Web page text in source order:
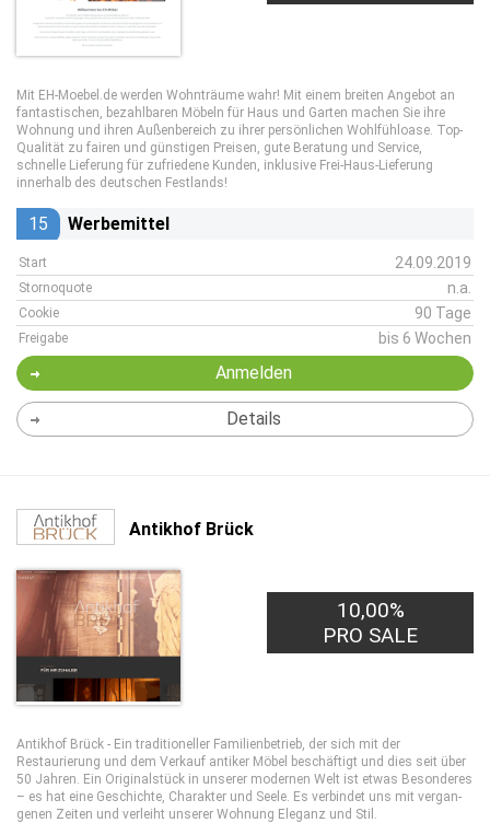
Mit EH-Moebel.de werden Wohnträume wahr! Mit einem breiten Angebot an
fantastischen, bezahlbaren Möbeln für Haus und Garten machen Sie ihre
Wohnung und ihren Außenbereich zu ihrer persönlichen Wohlfühloase. Top-
Qualität zu fairen und günstigen Preisen, gute Beratung und Service,
schnelle Lieferung für zufriedene Kunden, inklusive Frei-Haus-Lieferung
innerhalb des deutschen Festlands!
15 Werbemittel
Start 24.09.2019
Stornoquote n.a.
Cookie 90 Tage
Freigabe bis 6 Wochen
Anmelden
Details
Antikhof Brück
10,00%
PRO SALE
Antikhof Brück - Ein traditioneller Familienbetrieb, der sich mit der
Restaurierung und dem Verkauf antiker Möbel beschäftigt und dies seit über
50 Jahren. Ein Ori­gi­nal­stück in unserer mo­der­nen Welt ist etwas Be­son­de­res
– es hat eine Ge­schich­te, Cha­rak­ter und Seele. Es ver­bin­det uns mit ver­gan­
ge­nen Zeiten und ver­leiht unserer Wohnung Eleganz und Stil.